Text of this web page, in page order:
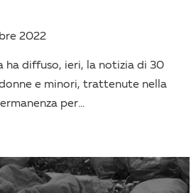
2022
ha diffuso, ieri, la notizia di 30
e minori, trattenute nella
per...